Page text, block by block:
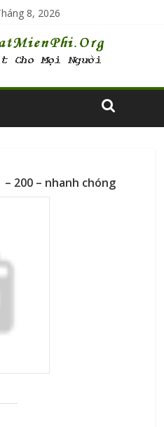
8, 2026
200 – nhanh chóng